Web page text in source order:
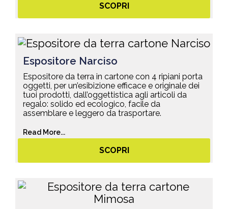
SCOPRI
Espositore Narciso
Espositore da terra in cartone con 4 ripiani porta
oggetti, per un’esibizione efficace e originale dei
tuoi prodotti, dall’oggettistica agli articoli da
regalo: solido ed ecologico, facile da
assemblare e leggero da trasportare.
Read More...
SCOPRI